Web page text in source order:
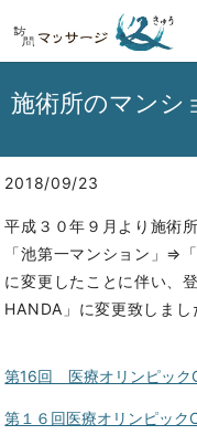
施術所のマンシ
2018/09/23
平成３０年９月より施術
「池第一マンション」⇒
に変更したことに伴い、
HANDA」に変更致しまし
第16回 医療オリンピッ
第１６回医療オリンピッ